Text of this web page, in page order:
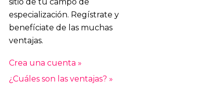
especialización. Regístrate y
benefíciate de las muchas
ventajas.
Crea una cuenta »
¿Cuáles son las ventajas? »